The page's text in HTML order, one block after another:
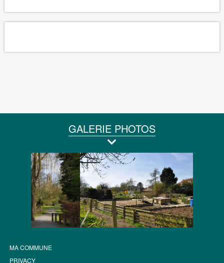
GALERIE PHOTOS
MA COMMUNE
PRIVACY